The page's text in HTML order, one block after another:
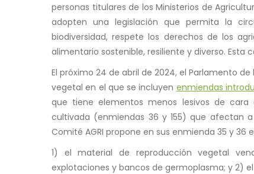
personas titulares de los Ministerios de
adopten una legislación que permita la
biodiversidad, respete los derechos de los
alimentario sostenible, resiliente y diverso.
El próximo 24 de abril de 2024, el Parlamento
vegetal en el que se incluyen enmiendas
que tiene elementos menos lesivos de
cultivada (enmiendas 36 y 155) que afectan
Comité AGRI propone en sus enmienda 35 y
1) el material de reproducción vegetal
explotaciones y bancos de germoplasma; y 2)